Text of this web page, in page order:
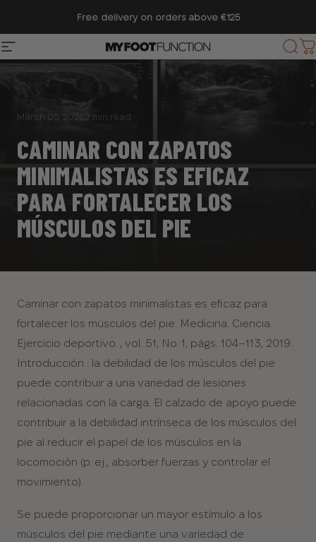
Free delivery on orders above €125
Navegación My Foot Function
March 05, 2020 2 min read
CAMINAR CON ZAPATOS
MINIMALISTAS ES EFICAZ
PARA FORTALECER LOS
MÚSCULOS DEL PIE
Caminar con zapatos minimalistas es eficaz para
fortalecer los músculos del pie. Medicina. Ciencia.
Ejercicio deportivo. , vol. 51, No. 1, págs. 104–113, 2019.
Introducción : la debilidad de los músculos del pie
puede contribuir a una variedad de lesiones
relacionadas con la carga. El calzado de apoyo puede
contribuir a la debilidad intrínseca de los músculos del
pie al reducir el papel de los músculos en la
locomoción (p. ej., absorber fuerzas y controlar el
movimiento).
Se puede proporcionar un mayor estímulo a los
músculos del pie mediante una variedad de